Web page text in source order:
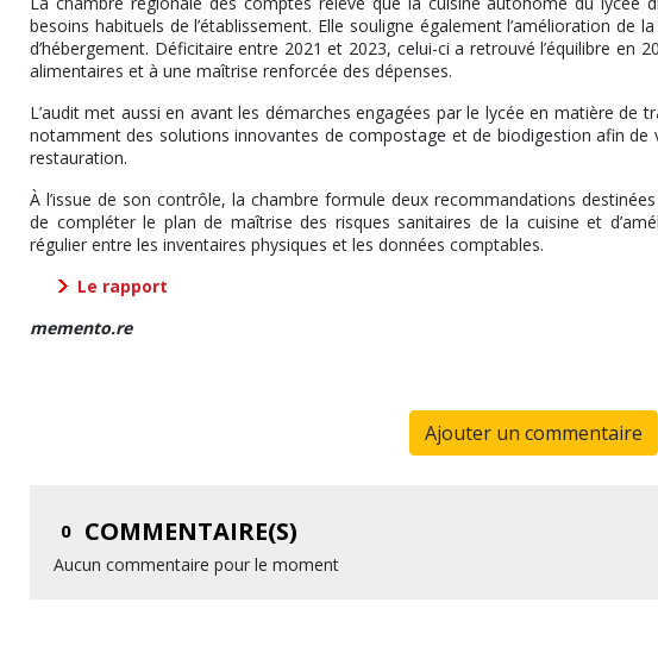
besoins habituels de l’établissement. Elle souligne également l’amélioration de
d’hébergement. Déficitaire entre 2021 et 2023, celui-ci a retrouvé l’équilibre en
alimentaires et à une maîtrise renforcée des dépenses.
L’audit met aussi en avant les démarches engagées par le lycée en matière de
notamment des solutions innovantes de compostage et de biodigestion afin de
restauration.
À l’issue de son contrôle, la chambre formule deux recommandations
de compléter le plan de maîtrise des risques sanitaires de la cuisine et
régulier entre les inventaires physiques et les données comptables.
Le rapport
memento.re
Ajouter un commentaire
0 COMMENTAIRE(S)
Aucun commentaire pour le moment